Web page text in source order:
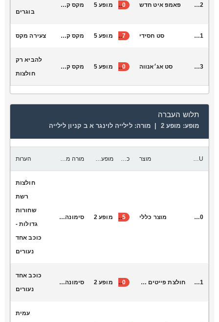
T7042 פאמפ איט חדש 40 מופע 5 מקס קונקי
בוגרים
V2011 סט חסידי 37 מופע 5 מקס קונקי צעירה מקס
V2033 סט אג׳אנווה 40 מופע 5 מקס קונקי
להביא רק
חולצות
תלוש העברה
מופע: מופע 2 | מורה: לילייה לוינגר א ב קניון לילייה
SKU מוצר כמות להעביר מופע יעד מורה מקבלת הערות
A0000 מוצר כללי 135 מופע 2 סימונה צורי
חולצות
רשת
שחורות
גדולות -
כוכב אחד
נעורים
L6021 חולצת פייטים מייקל 30 מופע 2 סימונה צורי
כוכב אחד
נעורים
עמית